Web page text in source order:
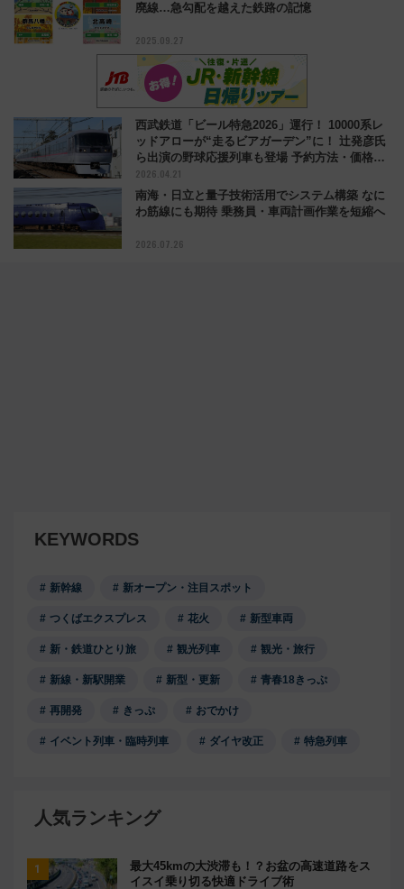
廃線…急勾配を越えた鉄路の記憶
2025.09.27
西武鉄道「ビール特急2026」運行！ 10000系レ
ッドアローが“走るビアガーデン”に！ 辻発彦氏
ら出演の野球応援列車も登場 予約方法・価格ま
とめ
2026.04.21
南海・日立と量子技術活用でシステム構築 なに
わ筋線にも期待 乗務員・車両計画作業を短縮へ
2026.07.26
KEYWORDS
新幹線 新オープン・注目スポット
つくばエクスプレス 花火 新型車両
新・鉄道ひとり旅 観光列車 観光・旅行
新線・新駅開業 新型・更新 青春18きっぷ
再開発 きっぷ おでかけ
イベント列車・臨時列車 ダイヤ改正 特急列車
人気ランキング
最大45kmの大渋滞も！？お盆の高速道路をス
イスイ乗り切る快適ドライブ術